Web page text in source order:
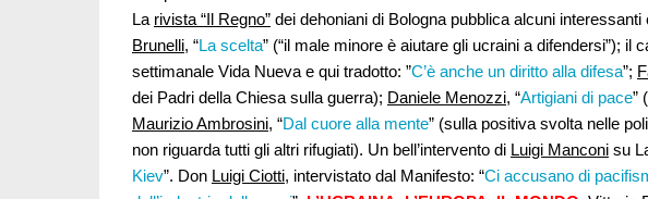
La rivista “Il Regno” dei dehoniani di Bologna pubblica alcuni
Brunelli, “La scelta” (“il male minore è aiutare gli ucraini a difendersi”); il
settimanale Vida Nueva e qui tradotto: ”C’è anche un diritto alla difesa”;
dei Padri della Chiesa sulla guerra); Daniele Menozzi, “Artigiani di pace”
Maurizio Ambrosini, “Dal cuore alla mente” (sulla positiva svolta nelle
non riguarda tutti gli altri rifugiati). Un bell’intervento di Luigi Manconi su
Kiev”. Don Luigi Ciotti, intervistato dal Manifesto: “Ci accusano di